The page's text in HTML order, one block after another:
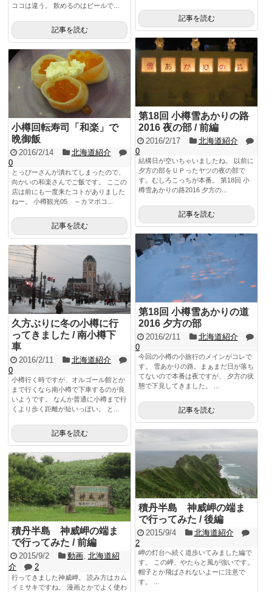
ココは違う。 飲めるのはビールで...
記事を読む
記事を読む
第18回 小樽雪あかりの路
2016 夜の部 / 前編
2016/2/17
北海道紹介
0
結構日が空いちゃいましたね。 以前に
夕方の部をＵＰったヤツの夜の部で
す。むしろこっちが本番。 第18回 小
樽雪あかりの路2016 夕方の...
記事を読む
小樽回転寿司「和楽」で
晩御飯
2016/2/14
北海道紹介
0
とっぴーさんが潰れてしまったので、
向かいの和楽さんでご飯です。 ここの
店は前にも一度来たコトがありました
ねー。 小樽観光05 ～カマボコ...
記事を読む
第18回 小樽雪あかりの道
2016 夕方の部
2016/2/11
北海道紹介
0
今回の小樽の小旅行のメインがコレで
す。 雪あかりの路。まぁまだ日が落ち
てないので本番は夜ですが、 夕方の状
態で下見してきました。 ...
記事を読む
久方ぶりに冬の小樽に行
ってきました / 南小樽下
車
2016/2/11
北海道紹介
0
小樽行く時ですが、オルゴール館とか
まで行くなら南小樽で下車するのが良
いようです。 なんか普通に小樽まで行
くより歩く距離が短いっぽい。 と...
記事を読む
積丹半島 神威岬の端ま
で行ってみた / 後編
2015/9/4
北海道紹介
2
岬の灯台へ続く道歩いてみました編で
す。 この岬、やたらと風が強いです。
帽子とか飛ばされないよーに注意で
す。 ...
積丹半島 神威岬の端ま
で行ってみた / 前編
2015/9/2 動画, 北海道紹
介
2
行ってきました神威岬。 読み方はカム
イミサキですね。 漫画とかでよく使わ